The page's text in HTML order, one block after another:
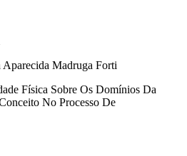
Madruga Forti
Física Sobre Os Domínios Da
No Processo De